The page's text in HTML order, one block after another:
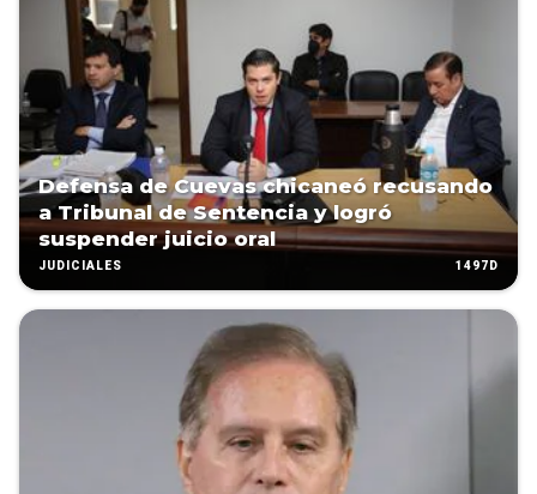
Defensa de Cuevas chicaneó recusando
a Tribunal de Sentencia y logró
suspender juicio oral
JUDICIALES 1497D